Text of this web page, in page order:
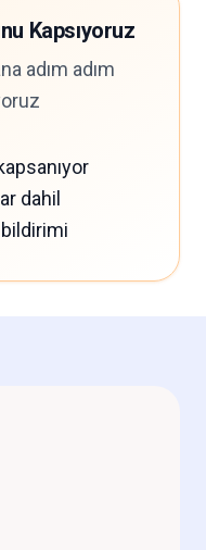
Kapsıyoruz
adım adım
dahil